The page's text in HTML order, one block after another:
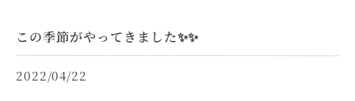
この季節がやってきました✨✨
2022/04/22